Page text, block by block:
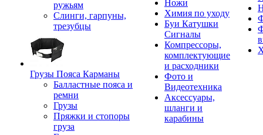
ружьям
Слинги, гарпуны,
трезубцы
Грузы Пояса Карманы
Балластные пояса и
ремни
Грузы
Пряжки и стопоры
груза
Ножи
Химия по уходу
Буи Катушки
Сигналы
Компрессоры,
комплектующие
и расходники
Фото и
Видеотехника
Аксессуары,
шланги и
карабины